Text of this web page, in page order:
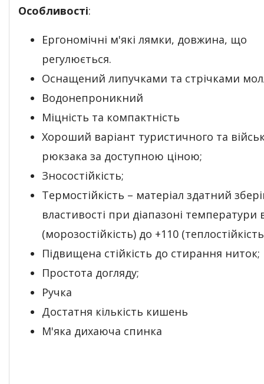
Особливості:
Ергономічні м'які лямки, довжина, що
регулюється.
Оснащений липучками та стрічками
Водонепроникний
Міцність та компактність
Хороший варіант туристичного та
рюкзака за доступною ціною;
Зносостійкість;
Термостійкість – матеріал здатний
властивості при діапазоні температури
(морозостійкість) до +110
Підвищена стійкість до стирання ниток;
Простота догляду;
Ручка
Достатня кількість кишень
М'яка дихаюча спинка